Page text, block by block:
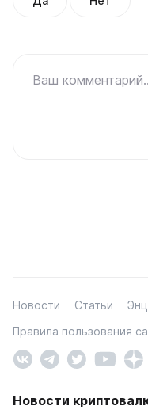
Ваш
Новости Статьи
Правила пользования
Новости